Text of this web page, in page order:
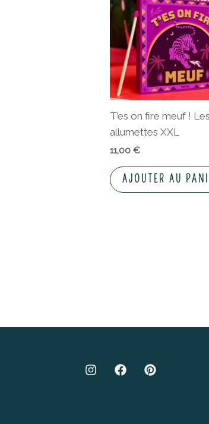
T’es on fire meuf ! Les
allumettes XXL
11,00€
AJOUTER AU